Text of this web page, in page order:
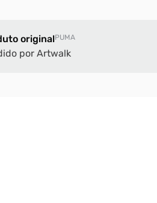
originalPUMA
por Artwalk